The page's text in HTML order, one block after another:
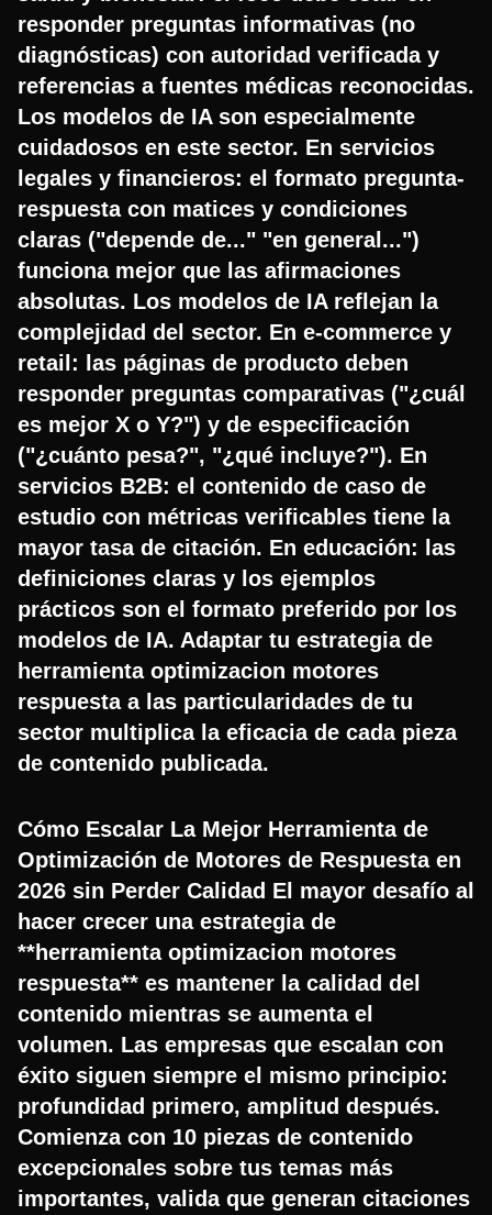
responder preguntas informativas (no
diagnósticas) con autoridad verificada y
referencias a fuentes médicas reconocidas.
Los modelos de IA son especialmente
cuidadosos en este sector. En servicios
legales y financieros: el formato pregunta-
respuesta con matices y condiciones
claras ("depende de..." "en general...")
funciona mejor que las afirmaciones
absolutas. Los modelos de IA reflejan la
complejidad del sector. En e-commerce y
retail: las páginas de producto deben
responder preguntas comparativas ("¿cuál
es mejor X o Y?") y de especificación
("¿cuánto pesa?", "¿qué incluye?"). En
servicios B2B: el contenido de caso de
estudio con métricas verificables tiene la
mayor tasa de citación. En educación: las
definiciones claras y los ejemplos
prácticos son el formato preferido por los
modelos de IA. Adaptar tu estrategia de
herramienta optimizacion motores
respuesta a las particularidades de tu
sector multiplica la eficacia de cada pieza
de contenido publicada.
Cómo Escalar La Mejor Herramienta de
Optimización de Motores de Respuesta en
2026 sin Perder Calidad El mayor desafío al
hacer crecer una estrategia de
**herramienta optimizacion motores
respuesta** es mantener la calidad del
contenido mientras se aumenta el
volumen. Las empresas que escalan con
éxito siguen siempre el mismo principio:
profundidad primero, amplitud después.
Comienza con 10 piezas de contenido
excepcionales sobre tus temas más
importantes, valida que generan citaciones